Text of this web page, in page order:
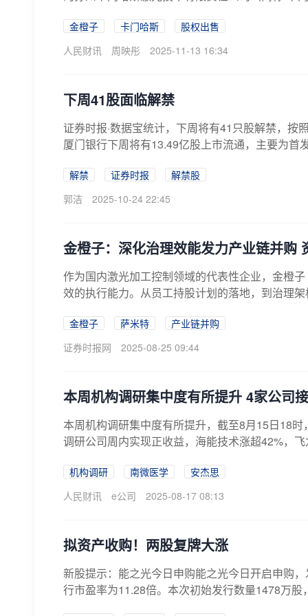
金橙子 卡门哈斯
股权出售
人民财讯
周映彤 2025-11-13 16:34
下周41股面临解禁
证券时报·数据宝统计，下周将有41只股解禁，
厦门银行下周将有13.49亿股上市流通，主要为首
解禁 证券时报
解禁股
郭洁
2025-10-24 22:45
金橙子：深化治理效能发力产业链并购
作为国内激光加工控制领域的代表性企业，金橙
效的执行能力。从员工持股计划的落地，到治理
金橙子 萨米特
产业链并购
证券时报网
2025-08-25 09:44
本周机构调研集中度有所提升 4家公司
本周机构调研集中度有所提升，截至8月15日18
调研公司周内实现正收益，海能技术涨超42%，
机构调研 南微医学
安杰思
人民财讯
e公司 2025-08-17 08:13
拟资产收购！两股复牌大涨
新股提示：能之光今日申购能之光今日开启申购
行市盈率为11.28倍。本次初始发行数量1478万股